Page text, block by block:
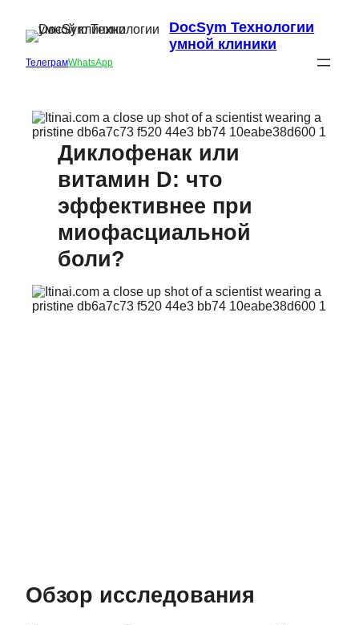
DocSym Технологии
умной клиники
ТелеграмWhatsApp
Диклофенак или
витамин D: что
эффективнее при
миофасциальной
боли?
Обзор исследования